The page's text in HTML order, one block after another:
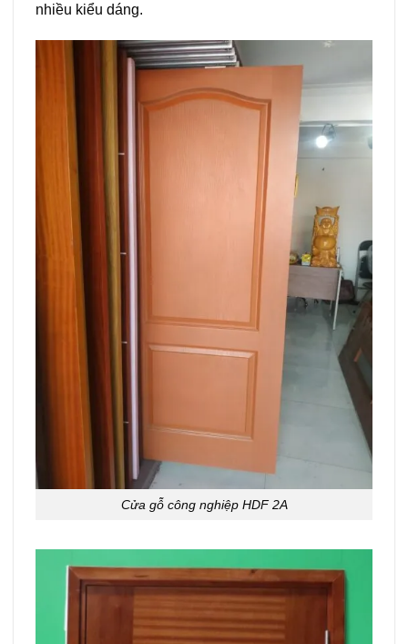
nhiều kiểu dáng.
Cửa gỗ công nghiệp HDF 2A